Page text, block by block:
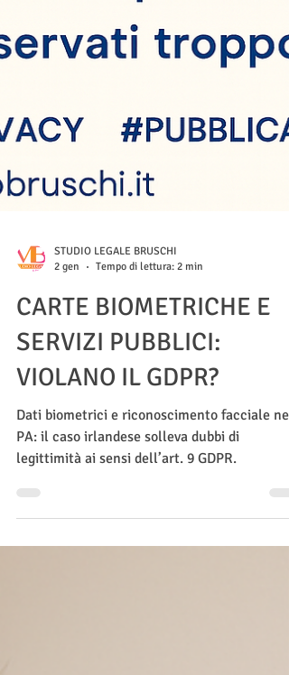
STUDIO LEGALE BRUSCHI
2 gen
Tempo di lettura: 2 min
CARTE BIOMETRICHE E
SERVIZI PUBBLICI:
VIOLANO IL GDPR?
Dati biometrici e riconoscimento facciale